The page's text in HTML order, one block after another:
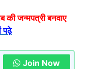
की जन्मपत्री बनवाए
पढ़े
Join Now